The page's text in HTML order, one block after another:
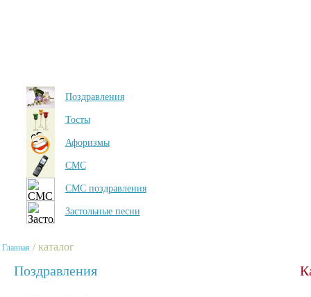
Поздравления
Тосты
Афоризмы
СМС
СМС поздравления
Застольные песни
Главная / каталог
Поздравления